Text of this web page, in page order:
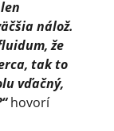
nálož.
že
tak to
vďačný,
hovorí